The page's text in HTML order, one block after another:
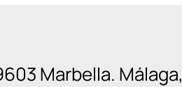
Marbella. Málaga,